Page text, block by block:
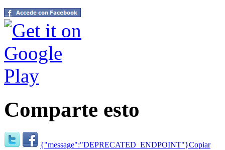
Comparte esto
{"message":"DEPRECATED_ENDPOINT"}Copiar